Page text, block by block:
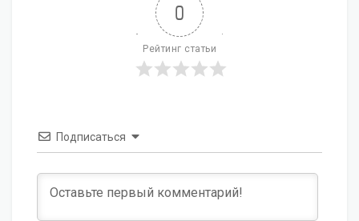
0
Рейтинг статьи
Подписаться